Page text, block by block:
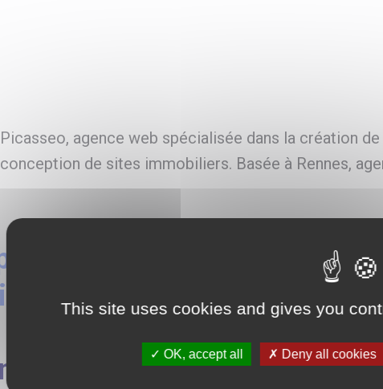
Picasseo, agence web spécialisée dans la création
conception de sites immobiliers. Basée à Rennes,
web de sites
sur-mesure à Val d-
immobilière performante
This site uses cookies and gives you
OK, accept all Deny all cookies